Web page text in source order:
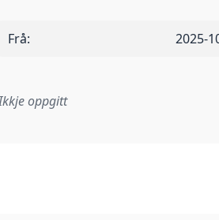
Frå: 2025-
eller anna
oppgitt